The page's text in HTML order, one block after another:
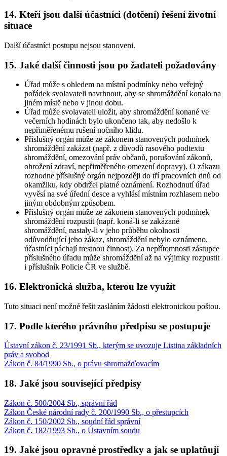
14. Kteří jsou další účastníci (dotčení) řešení životní
situace
Další účastníci postupu nejsou stanoveni.
15. Jaké další činnosti jsou po žadateli požadovány
Úřad může s ohledem na místní podmínky nebo veřejný
pořádek svolavateli navrhnout, aby se shromáždění konalo na
jiném místě nebo v jinou dobu.
Úřad může svolavateli uložit, aby shromáždění konané ve
večerních hodinách bylo ukončeno tak, aby nedošlo k
nepřiměřenému rušení nočního klidu.
Příslušný orgán může ze zákonem stanovených podmínek
shromáždění zakázat (např. z důvodů rasového podtextu
shromáždění, omezování práv občanů, porušování zákonů,
ohrožení zdraví, nepřiměřeného omezení dopravy). O zákazu
rozhodne příslušný orgán nejpozději do tří pracovních dnů od
okamžiku, kdy obdržel platné oznámení. Rozhodnutí úřad
vyvěsí na své úřední desce a vyhlásí místním rozhlasem nebo
jiným obdobným způsobem.
Příslušný orgán může ze zákonem stanovených podmínek
shromáždění rozpustit (např. koná-li se zakázané
shromáždění, nastaly-li v jeho průběhu okolnosti
odůvodňující jeho zákaz, shromáždění nebylo oznámeno,
účastníci páchají trestnou činnost). Za nepřítomnosti zástupce
příslušného úřadu může shromáždění až na výjimky rozpustit
i příslušník Policie ČR ve službě.
16. Elektronická služba, kterou lze využít
Tuto situaci není možné řešit zasláním žádosti elektronickou poštou.
17. Podle kterého právního předpisu se postupuje
Ústavní zákon č. 23/1991 Sb., kterým se uvozuje Listina základních
práv a svobod
Zákon č. 84/1990 Sb., o právu shromažďovacím
18. Jaké jsou související předpisy
Zákon č. 500/2004 Sb., správní řád
Zákon České národní rady č. 200/1990 Sb., o přestupcích
Zákon č. 150/2002 Sb., soudní řád správní
Zákon č. 182/1993 Sb., o Ústavním soudu
19. Jaké jsou opravné prostředky a jak se uplatňují